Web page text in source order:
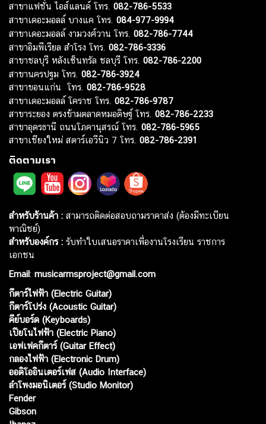
สาขาแฟชั่น ไอส์แลนด์ โทร. 082-786-5533
สาขาเดอะมอลล์ บางแค โทร. 084-977-9994
สาขาเดอะมอลล์ งามวงศ์วาน โทร. 082-786-7744
สาขาอิมพีเรียล สำโรง โทร. 082-786-3336
สาขาชลบุรี หลังเซ็นทรัล ชลบุรี โทร. 082-786-2200
สาขานครปฐม โทร. 082-786-3924
สาขาขอนแก่น โทร. 082-786-9528
สาขาเดอะมอลล์ โคราช โทร. 082-786-9787
สาขาระยอง ตรงข้ามตลาดหมอดิษฐ์ โทร. 082-786-2233
สาขาอุดรธานี ถนนโภคานุสรณ์ โทร. 082-786-5965
สาขาเชียงใหม่ สตาร์เอวีนิว 7 โทร. 082-786-2391
ติดตามเรา
สำหรับร้านค้า : สามารถติดต่อสอบถามราคาส่ง (ต้องมีทะเบียน
พาณิชย์)
สำหรับองค์กร : รับทำใบเสนอราคาเพื่องานโรงเรียน ราชการ
เอกชน
Email: musicarmsproject@gmail.com
กีตาร์ไฟฟ้า (Electric Guitar)
กีตาร์โปร่ง (Acoustic Guitar)
คีย์บอร์ด (Keyboards)
เปียโนไฟฟ้า (Electric Piano)
เอฟเฟคกีตาร์ (Guitar Effect)
กลองไฟฟ้า (Electronic Drum)
ออดิโออินเตอร์เฟส (Audio Interface)
ลำโพงมอนิเตอร์ (Studio Monitor)
Fender
Gibson